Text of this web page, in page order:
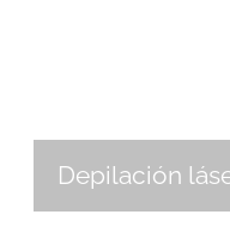
Depilación